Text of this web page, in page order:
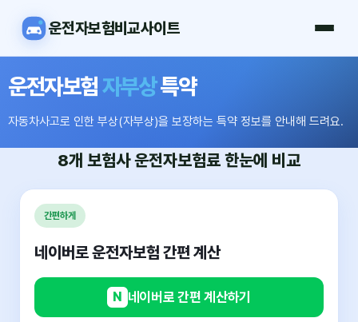
운전자보험비교사이트
운전자보험자부상특약
자동차사고로 인한 부상(자부상)을 보장하는 특약 정보를 안내해 드려요.
8개 보험사운전자보험료 한눈에 비교
간편하게
네이버로 운전자보험 간편 계산
N 네이버로 간편 계산하기